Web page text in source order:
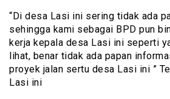
“Di desa Lasi ini sering tidak ada
sehingga kami sebagai BPD pun
kerja kepala desa Lasi ini seperti
lihat, benar tidak ada papan
proyek jalan sertu desa Lasi ini ”
Lasi ini